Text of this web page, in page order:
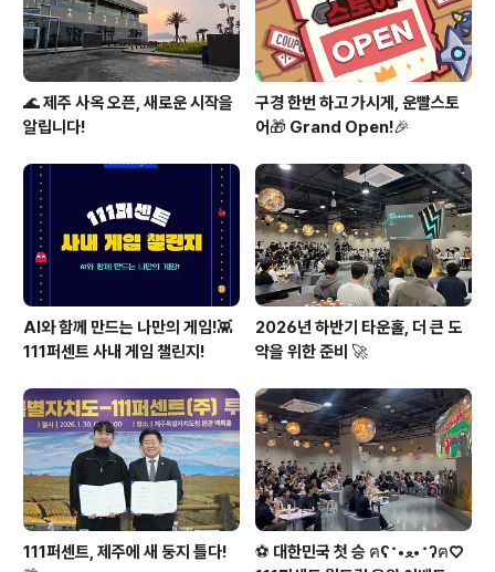
🌊 제주 사옥 오픈, 새로운 시작을
알립니다!
구경 한번 하고 가시게, 운빨스토
어🎁 Grand Open!🎉
AI와 함께 만드는 나만의 게임!👾
111퍼센트 사내 게임 챌린지!
2026년 하반기 타운홀, 더 큰 도
약을 위한 준비 🚀
111퍼센트, 제주에 새 둥지 틀다!
⚽ 대한민국 첫 승 ฅʕ˶•ﻌ•˶ʔฅ♡